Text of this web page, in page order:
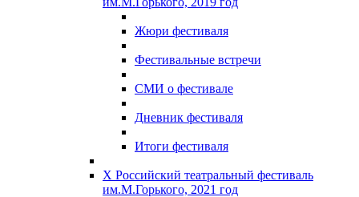
Жюри фестиваля
Фестивальные встречи
СМИ о фестивале
Дневник фестиваля
Итоги фестиваля
X Российский театральный фестиваль
им.М.Горького, 2021 год